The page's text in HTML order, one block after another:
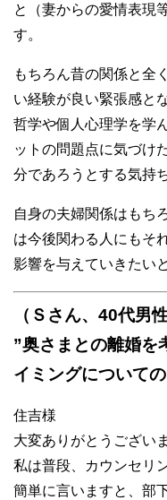
と（妻からの愛情表現
す。
もちろん昔の関係と全
い経験が良い緊張感と
哲学や個人心理学を学
ットの問題点に気づけ
分であろうとする気持
自身の夫婦関係はもち
は今後関わる人にもそ
影響を与えていきたい
（Ｓさん、40代男性
”奥さまとの離婚を
イミングについて
住吉様
大変ありがとうござい
私は普段、カウンセリ
簡単に言いますと、部